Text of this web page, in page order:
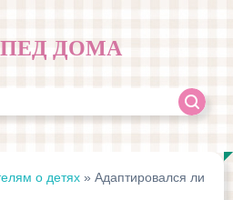
ДОМА
о детях » Адаптировался ли